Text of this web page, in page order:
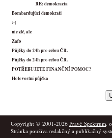
RE: demokracia
Bombardujúci demokrati
:-)
nie zlé, ale
Zafo
Půjčky do 24h pro celou ČR.
Půjčky do 24h pro celou ČR.
POTŘEBUJETE FINANČNÍ POMOC?
Hotovostní půjčka
Copyright © 2001-2026 Pravé Spektrum,
Stránka používa redakčný a publikačný